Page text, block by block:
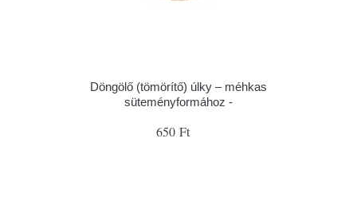
Döngölő (tömörítő) úlky – méhkas
süteményformához -
650 Ft